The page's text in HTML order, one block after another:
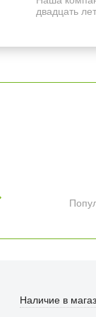
двадцать
Наличие в